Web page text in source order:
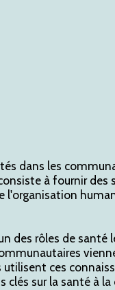
dans les
à fournir
l'organisation
des rôles de santé
ces
clés sur la santé à